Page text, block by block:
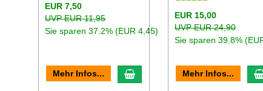
EUR 7,50
UVP EUR 11,95
Sie sparen 37.2% (EUR 4,45)
Mehr Infos... In den Warenkorb
EUR 15,00
UVP EUR 24,90
Sie sparen 39.8%
Mehr Infos...